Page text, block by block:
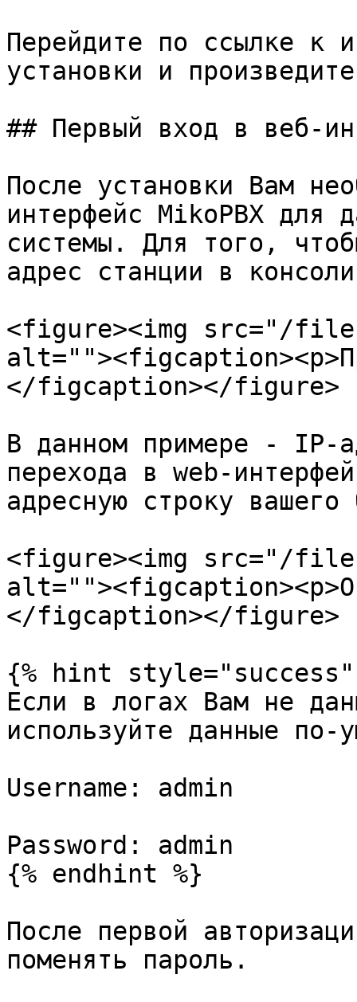
Перейдите по ссылке к
установки и
## Первый вход в веб-
После установки Вам
интерфейс MikoPBX для
системы. Для того,
адрес станции в
<figure><img src="/files/
</figcaption></figure>
В данном примере - IP-
перехода в web-
адресную строку вашего
<figure><img src="/
</figcaption></figure>
{% hint style="success"
Если в логах Вам не
используйте данные по-
Username: admin
Password: admin
{% endhint %}
После первой
поменять пароль.